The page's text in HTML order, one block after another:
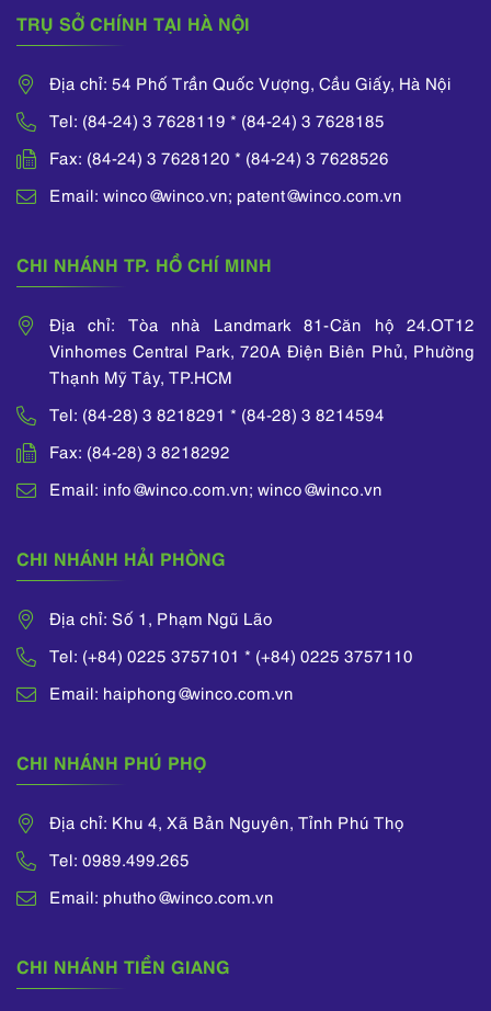
TRỤ SỞ CHÍNH TẠI HÀ NỘI
Địa chỉ: 54 Phố Trần Quốc Vượng, Cầu Giấy, Hà Nội
Tel: (84-24) 3 7628119 * (84-24) 3 7628185
Fax: (84-24) 3 7628120 * (84-24) 3 7628526
Email: winco@winco.vn; patent@winco.com.vn
CHI NHÁNH TP. HỒ CHÍ MINH
Địa chỉ: Tòa nhà Landmark 81-Căn hộ 24.OT12
Vinhomes Central Park, 720A Điện Biên Phủ, Phường
Thạnh Mỹ Tây, TP.HCM
Tel: (84-28) 3 8218291 * (84-28) 3 8214594
Fax: (84-28) 3 8218292
Email: info@winco.com.vn; winco@winco.vn
CHI NHÁNH HẢI PHÒNG
Địa chỉ: Số 1, Phạm Ngũ Lão
Tel: (+84) 0225 3757101 * (+84) 0225 3757110
Email: haiphong@winco.com.vn
CHI NHÁNH PHÚ PHỌ
Địa chỉ: Khu 4, Xã Bản Nguyên, Tỉnh Phú Thọ
Tel: 0989.499.265
Email: phutho@winco.com.vn
CHI NHÁNH TIỀN GIANG